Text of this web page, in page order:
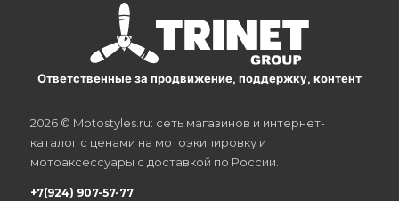
Ответственные за продвижение, поддержку, контент
2026 © Motostyles.ru: сеть магазинов и интернет-
каталог с ценами на мотоэкипировку и
мотоаксессуары с доставкой по России.
+7(924) 907-57-77